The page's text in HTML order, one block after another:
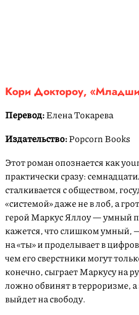
Кори Доктороу,
Перевод:Елена Токарева
Издательство:Popcorn Books
Этот роман опознается как
практически сразу:
сталкивается с обществом,
«системой» даже не в лоб, а
герой Маркус Яллоу — умный
кажется, что слишком умный,
на «ты» и проделывает в
чем его сверстники могут
конечно, сыграет Маркусу на
ложно обвинят в терроризме,
выйдет на свободу.